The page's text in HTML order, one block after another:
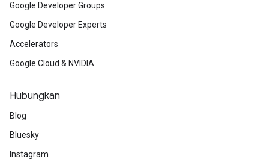
Google Developer Groups
Google Developer Experts
Accelerators
Google Cloud & NVIDIA
Hubungkan
Blog
Bluesky
Instagram